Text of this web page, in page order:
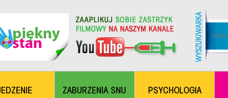
ZABURZENIA SNU PSYCHOLOGIA